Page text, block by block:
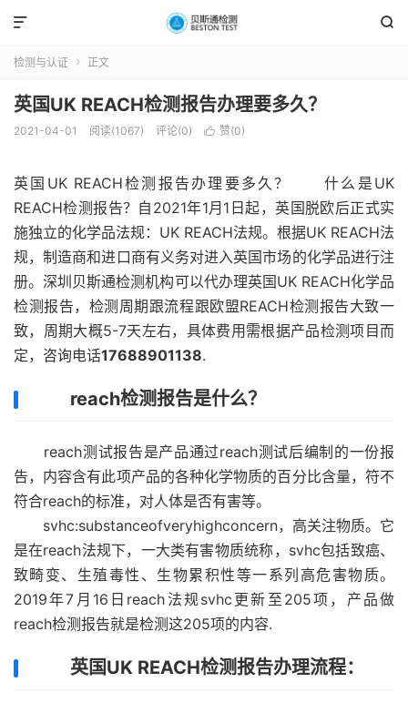


检测与认证  正文
英国UK REACH检测报告办理要多久？
2021-04-01 阅读(1067) 评论(0)  赞(0)
英国UK REACH检测报告办理要多久？ 什么是UK
REACH检测报告？自2021年1月1日起，英国脱欧后正式实
施独立的化学品法规：UK REACH法规。根据UK REACH法
规，制造商和进口商有义务对进入英国市场的化学品进行注
册。深圳贝斯通检测机构可以代办理英国UK REACH化学品
检测报告，检测周期跟流程跟欧盟REACH检测报告大致一
致，周期大概5-7天左右，具体费用需根据产品检测项目而
定，咨询电话17688901138.
reach检测报告是什么？
reach测试报告是产品通过reach测试后编制的一份报
告，内容含有此项产品的各种化学物质的百分比含量，符不
符合reach的标准，对人体是否有害等。
svhc:substanceofveryhighconcern，高关注物质。它
是在reach法规下，一大类有害物质统称，svhc包括致癌、
致畸变、生殖毒性、生物累积性等一系列高危害物质。
2019年7月16日reach法规svhc更新至205项，产品做
reach检测报告就是检测这205项的内容.
英国UK REACH检测报告办理流程：